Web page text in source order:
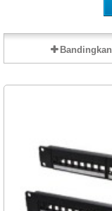
Bandingkan